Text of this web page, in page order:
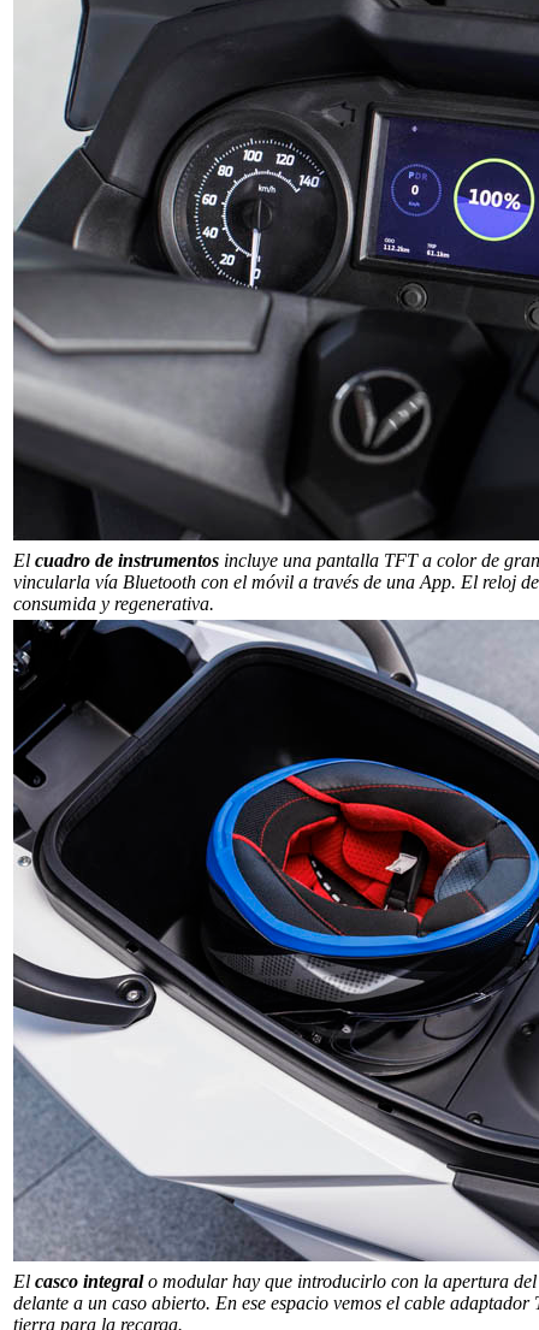
El cuadro de instrumentos incluye una pantalla TFT a color de
vincularla vía Bluetooth con el móvil a través de una App. El reloj
consumida y regenerativa.
El casco integralo modular hay que introducirlo con la apertura
delante a un caso abierto. En ese espacio vemos el cable
tierra para la recarga.